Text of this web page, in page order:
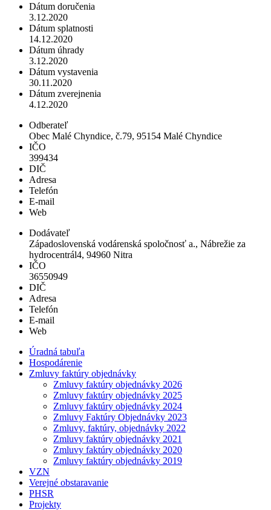
Dátum doručenia
3.12.2020
Dátum splatnosti
14.12.2020
Dátum úhrady
3.12.2020
Dátum vystavenia
30.11.2020
Dátum zverejnenia
4.12.2020
Odberateľ
Obec Malé Chyndice, č.79, 95154 Malé Chyndice
IČO
399434
DIČ
Adresa
Telefón
E-mail
Web
Dodávateľ
Západoslovenská vodárenská spoločnosť a., Nábrežie za
hydrocentrál4, 94960 Nitra
IČO
36550949
DIČ
Adresa
Telefón
E-mail
Web
Úradná tabuľa
Hospodárenie
Zmluvy faktúry objednávky
Zmluvy faktúry objednávky 2026
Zmluvy faktúry objednávky 2025
Zmluvy faktúry objednávky 2024
Zmluvy Faktúry Objednávky 2023
Zmluvy, faktúry, objednávky 2022
Zmluvy faktúry objednávky 2021
Zmluvy faktúry objednávky 2020
Zmluvy faktúry objednávky 2019
VZN
Verejné obstaravanie
PHSR
Projekty